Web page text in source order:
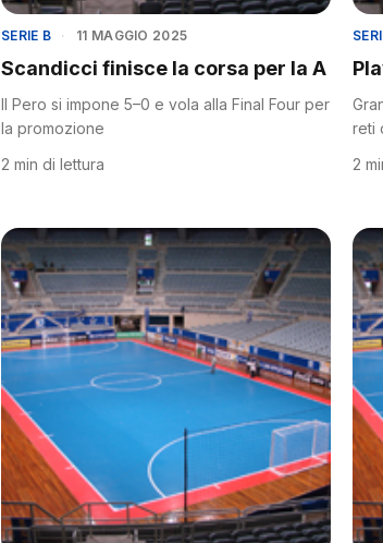
SERIE B · 11 MAGGIO 2025
Scandicci finisce la corsa per la A
Il Pero si impone 5–0 e vola alla Final Four per
la promozione
2 min di lettura
reti
2